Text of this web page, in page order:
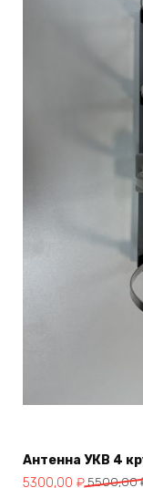
Антенна УКВ 4
5500,00
Первоначальная
5300,00 ₽
Текущая